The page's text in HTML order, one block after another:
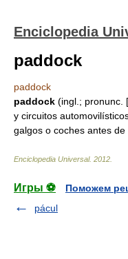
Enciclopedia
paddock
paddock
paddock (ingl.; pronunc.
y circuitos
galgos o coches antes de
Enciclopedia Universal. 2012
Игры ⚽
Поможем
pácul